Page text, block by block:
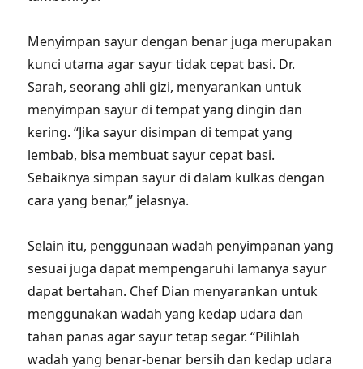
Menyimpan sayur dengan benar juga merupakan
kunci utama agar sayur tidak cepat basi. Dr.
Sarah, seorang ahli gizi, menyarankan untuk
menyimpan sayur di tempat yang dingin dan
kering. “Jika sayur disimpan di tempat yang
lembab, bisa membuat sayur cepat basi.
Sebaiknya simpan sayur di dalam kulkas dengan
cara yang benar,” jelasnya.
Selain itu, penggunaan wadah penyimpanan yang
sesuai juga dapat mempengaruhi lamanya sayur
dapat bertahan. Chef Dian menyarankan untuk
menggunakan wadah yang kedap udara dan
tahan panas agar sayur tetap segar. “Pilihlah
wadah yang benar-benar bersih dan kedap udara